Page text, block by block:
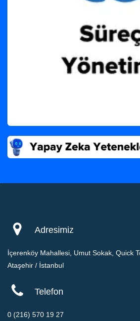
Adresimiz
İçerenköy Mahallesi, Umut Sokak, Quick
Ataşehir / İstanbul
Telefon
0 (216) 570 19 27